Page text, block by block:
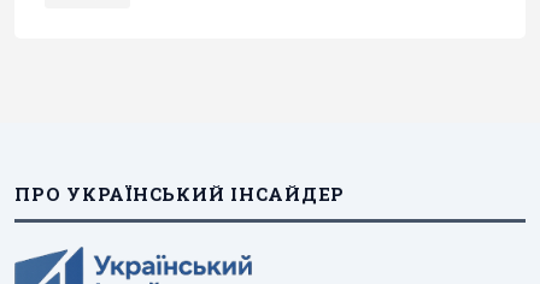
ПРО УКРАЇНСЬКИЙ ІНСАЙДЕР